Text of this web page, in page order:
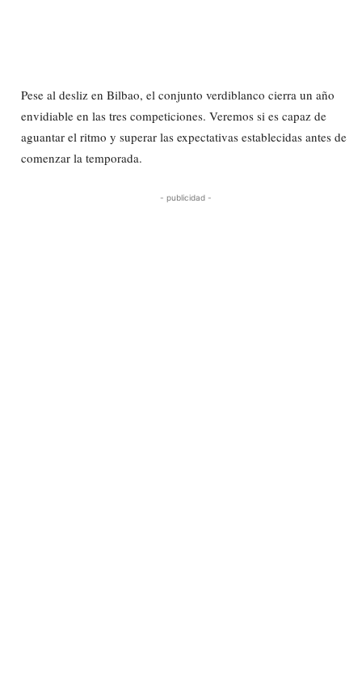
Pese al desliz en Bilbao, el conjunto verdiblanco cierra un año
envidiable en las tres competiciones. Veremos si es capaz de
aguantar el ritmo y superar las expectativas establecidas antes de
comenzar la temporada.
- publicidad -